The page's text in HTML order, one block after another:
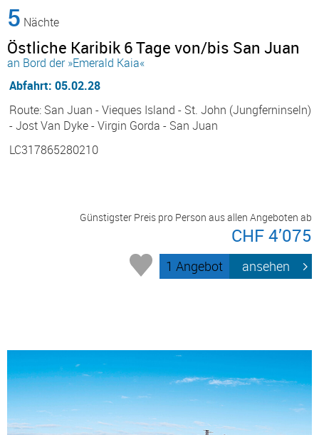
5 Nächte
Östliche Karibik 6 Tage von/bis San Juan
an Bord der »Emerald Kaia«
Abfahrt: 05.02.28
Route: San Juan - Vieques Island - St. John (Jungferninseln)
- Jost Van Dyke - Virgin Gorda - San Juan
LC317865280210
Günstigster Preis pro Person aus allen Angeboten ab
CHF 4’075
1 Angebot ansehen